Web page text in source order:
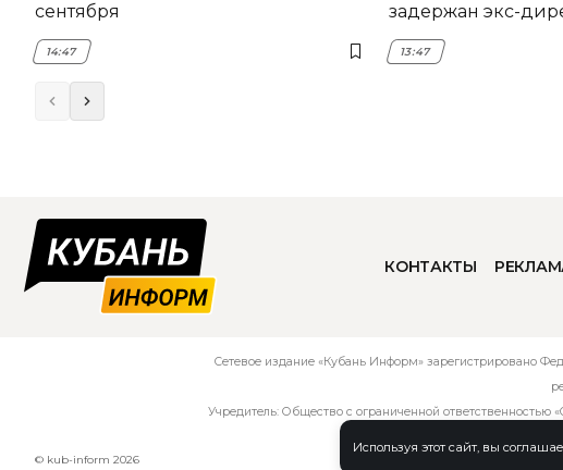
Используя этот сайт, вы
сентября
14:47
задержан экс-
НЭСК Крымска
13:47
КОНТАКТЫ
Сетевое издание «Кубань Информ» зарегистрировано
Учредитель: Общество с ограниченной
© kub-inform 2026